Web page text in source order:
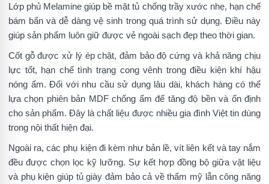
Lớp phủ Melamine giúp bề mặt tủ chống trầy xước nhẹ, hạn chế
bám bẩn và dễ dàng vệ sinh trong quá trình sử dụng. Điều này
giúp sản phẩm luôn giữ được vẻ ngoài sạch đẹp theo thời gian.
Cốt gỗ được xử lý ép chặt, đảm bảo độ cứng và khả năng chịu
lực tốt, hạn chế tình trạng cong vênh trong điều kiện khí hậu
nóng ẩm. Đối với nhu cầu sử dụng lâu dài, khách hàng có thể
lựa chọn phiên bản MDF chống ẩm để tăng độ bền và ổn định
cho sản phẩm. Đây là chất liệu được nhiều gia đình Việt tin dùng
trong nội thất hiện đại.
Ngoài ra, các phụ kiện đi kèm như bản lề, vít liên kết và tay nắm
đều được chọn lọc kỹ lưỡng. Sự kết hợp đồng bộ giữa vật liệu
và phụ kiện giúp tủ giày đảm bảo cả về thẩm mỹ lẫn công năng